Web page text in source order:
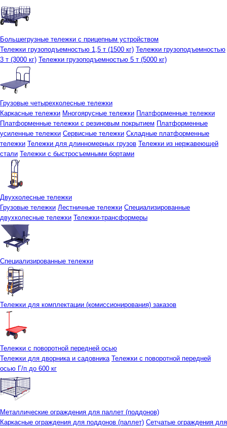
Большегрузные тележки с прицепным устройством
Тележки грузоподъемностью 1,5 т (1500 кг) Тележки грузоподъемностью
3 т (3000 кг) Тележки грузоподъемностью 5 т (5000 кг)
Грузовые четырехколесные тележки
Каркасные тележки Многоярусные тележки Платформенные тележки
Платформенные тележки с резиновым покрытием Платформенные
усиленные тележки Сервисные тележки Складные платформенные
тележки Тележки для длинномерных грузов Тележки из нержавеющей
стали Тележки с быстросъемными бортами
Двухколесные тележки
Грузовые тележки Лестничные тележки Специализированные
двухколесные тележки Тележки-трансформеры
Специализированные тележки
Тележки для комплектации (комиссионирования) заказов
Тележки с поворотной передней осью
Тележки для дворника и садовника Тележки с поворотной передней
осью Г/п до 600 кг
Металлические ограждения для паллет (поддонов)
Каркасные ограждения для поддонов (паллет) Сетчатые ограждения для